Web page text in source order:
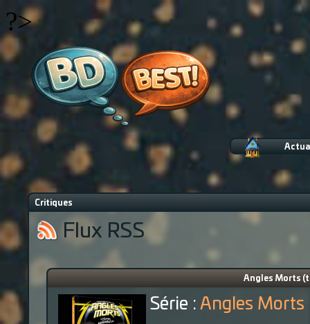
?>
Critiques
Flux RSS
Angles Morts
Série : Angles Morts